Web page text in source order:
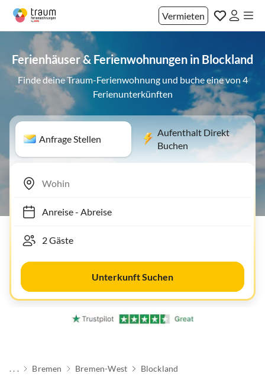
Vermieten
Ferienhäuser & Ferienwohnungen in Blockland
Finde deine Traum-Ferienwohnung und buche eine von 4
Ferienunterkünften
Anfrage Stellen
Aufenthalt Direkt
Buchen
Anreise- Abreise
Unterkunft Suchen
. . . Bremen Bremen-West Blockland